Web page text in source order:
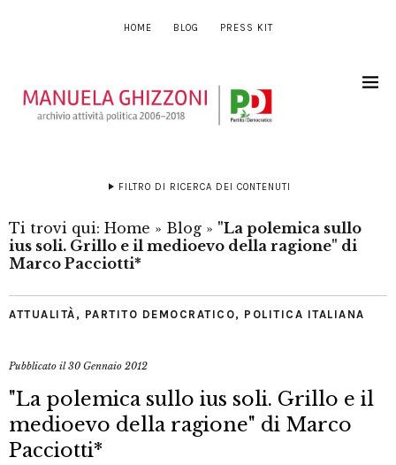
HOME BLOG PRESS KIT
FILTRO DI RICERCA DEI CONTENUTI
Ti trovi qui: Home » Blog » "La polemica sullo
ius soli. Grillo e il medioevo della ragione" di
Marco Pacciotti*
ATTUALITÀ , PARTITO DEMOCRATICO, POLITICA ITALIANA
Pubblicato il30 Gennaio 2012
"La polemica sullo ius soli. Grillo e il
medioevo della ragione" di Marco
Pacciotti*